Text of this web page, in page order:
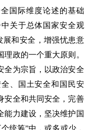
国际维度论述的基础
关于总体国家安全观
展和安全，增强忧患意
政的一个重大原则。
全为宗旨，以政治安全
、国土安全和国民安
安全和共同安全，完善
能力建设，坚决维护国
统筹”中，或多或少，